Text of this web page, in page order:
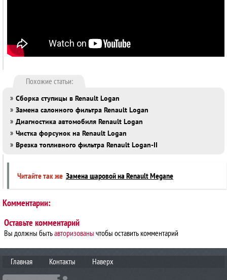
Похожие статьи:
» Сборка ступицы в Renault Logan
» Замена салонного фильтра Renault Logan
» Диагностика автомобиля Renault Logan
» Чистка форсунок на Renault Logan
» Врезка топливного фильтра Renault Logan-II
Читайте так же Замена шаровой на Renault Megane
Комментарии:
Оставьте комментарий
Вы должны бытьавторизованы чтобы оставить комментарий
Главная Контакты Наверх